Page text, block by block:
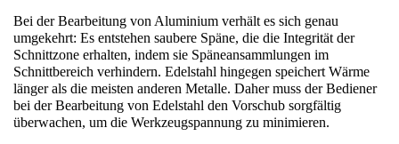
Bei der Bearbeitung von Aluminium verhält es sich genau
umgekehrt: Es entstehen saubere Späne, die die Integrität der
Schnittzone erhalten, indem sie Späneansammlungen im
Schnittbereich verhindern. Edelstahl hingegen speichert Wärme
länger als die meisten anderen Metalle. Daher muss der Bediener
bei der Bearbeitung von Edelstahl den Vorschub sorgfältig
überwachen, um die Werkzeugspannung zu minimieren.